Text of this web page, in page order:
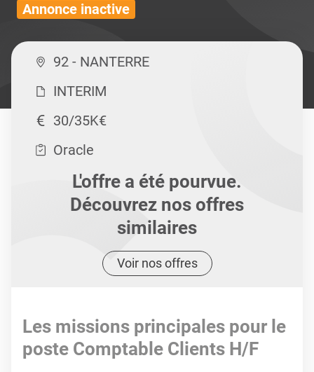
Annonce inactive
92 - NANTERRE
INTERIM
30/35K€
Oracle
L'offre a été pourvue.
Découvrez nos offres
similaires
Voir nos offres
Les missions principales pour le
poste Comptable Clients H/F